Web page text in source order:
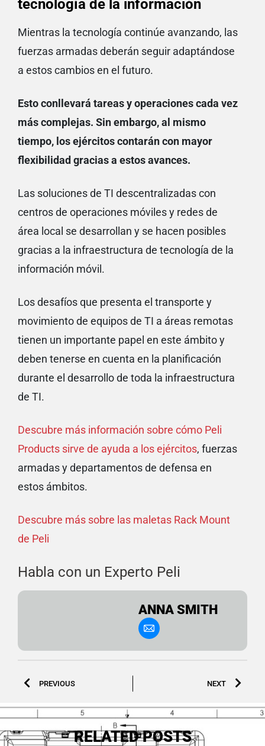
tecnología de la información
Mientras la tecnología continúe avanzando, las
fuerzas armadas deberán seguir adaptándose
a estos cambios en el futuro.
Esto conllevará tareas y operaciones cada vez
más complejas. Sin embargo, al mismo
tiempo, los ejércitos contarán con mayor
flexibilidad gracias a estos avances.
Las soluciones de TI descentralizadas con
centros de operaciones móviles y redes de
área local se desarrollan y se hacen posibles
gracias a la infraestructura de tecnología de la
información móvil.
Los desafíos que presenta el transporte y
movimiento de equipos de TI a áreas remotas
tienen un importante papel en este ámbito y
deben tenerse en cuenta en la planificación
durante el desarrollo de toda la infraestructura
de TI.
Descubre más información sobre cómo Peli
Products sirve de ayuda a los ejércitos, fuerzas
armadas y departamentos de defensa en
estos ámbitos.
Descubre más sobre las maletas Rack Mount
de Peli
Habla con un Experto Peli
ANNA SMITH
PREVIOUS NEXT
RELATED POSTS